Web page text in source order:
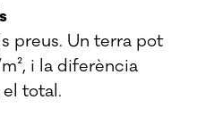
preus. Un terra pot
i la diferència
total.